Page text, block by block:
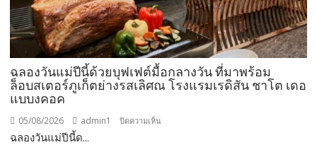
ระยะ
ยาว
ฉลองวันแม่ปีนี้ด้วยบุฟเฟต์มื้อกลางวัน ที่มาพร้อม
ล็อบสเตอร์ภูเก็ตย่างรสเลิศณ โรงแรมเรดิสัน ชาโต เดอ
แบบงคอค
05/08/2026 admin1 ปิดความเห็น
ฉลองวันแม่ปีนี้ด...